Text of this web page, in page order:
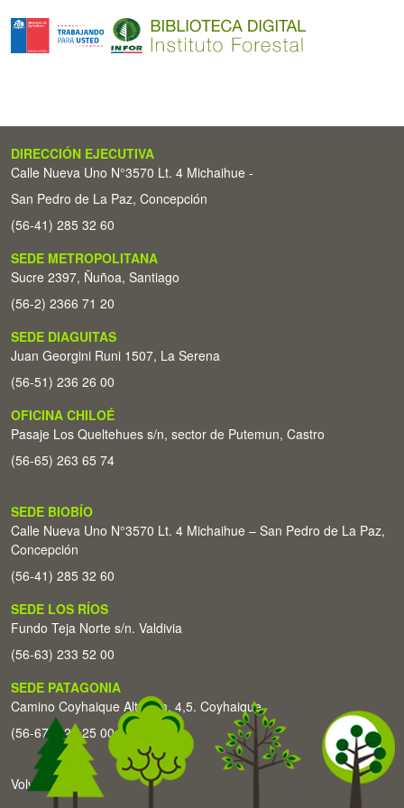
DIRECCIÓN EJECUTIVA
Calle Nueva Uno N°3570 Lt. 4 Michaihue -
San Pedro de La Paz, Concepción
(56-41) 285 32 60
SEDE METROPOLITANA
Sucre 2397, Ñuñoa, Santiago
(56-2) 2366 71 20
SEDE DIAGUITAS
Juan Georgini Runi 1507, La Serena
(56-51) 236 26 00
OFICINA CHILOÉ
Pasaje Los Queltehues s/n, sector de Putemun, Castro
(56-65) 263 65 74
SEDE BIOBÍO
Calle Nueva Uno N°3570 Lt. 4 Michaihue – San Pedro de La Paz,
Concepción
(56-41) 285 32 60
SEDE LOS RÍOS
Fundo Teja Norte s/n. Valdivia
(56-63) 233 52 00
SEDE PATAGONIA
Camino Coyhaique Alto Km. 4,5. Coyhaique
(56-67) 226 25 00
Volver arriba